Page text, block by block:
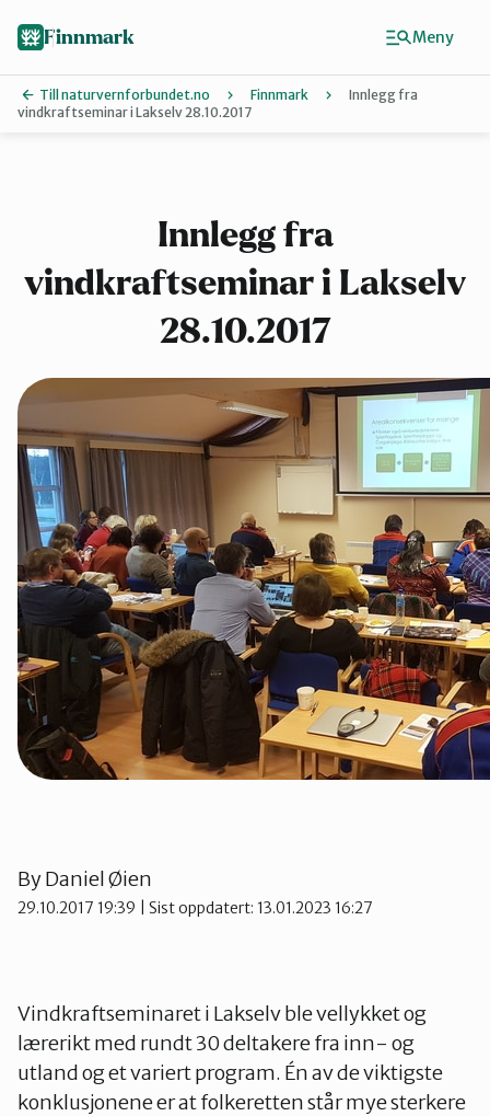
Porsangerfjorden
Stilla og Vest-Finnmark
Tana og Varanger
Finnmark
Till naturvernforbundet.no Finnmark
Innlegg fra
vindkraftseminar i Lakselv 28.10.2017
Innlegg fra
vindkraftseminar i Lakselv
28.10.2017
ByDaniel Øien
29.10.2017 19:39 | Sist oppdatert: 13.01.2023 16:27
Vindkraftseminaret i Lakselv ble vellykket og
lærerikt med rundt 30 deltakere fra inn- og
utland og et variert program. Én av de viktigste
konklusjonene er at folkeretten står mye sterkere